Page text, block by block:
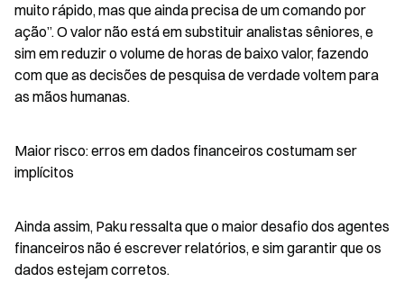
muito rápido, mas que ainda precisa de um comando por
ação”. O valor não está em substituir analistas sêniores, e
sim em reduzir o volume de horas de baixo valor, fazendo
com que as decisões de pesquisa de verdade voltem para
as mãos humanas.
Maior risco: erros em dados financeiros costumam ser
implícitos
Ainda assim, Paku ressalta que o maior desafio dos agentes
financeiros não é escrever relatórios, e sim garantir que os
dados estejam corretos.